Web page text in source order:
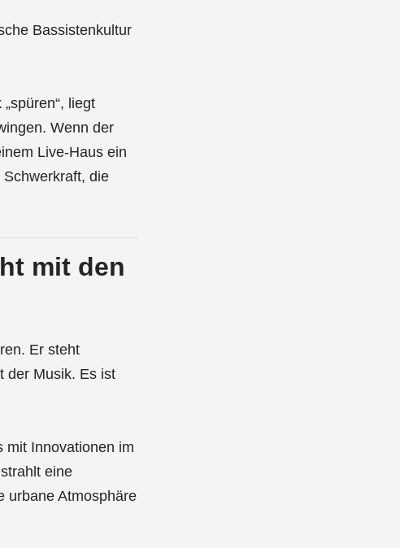
Bassistenkultur
liegt
Wenn der
Live-Haus ein
die
mit den
Er steht
der Musik. Es ist
mit Innovationen im
eine
urbane Atmosphäre